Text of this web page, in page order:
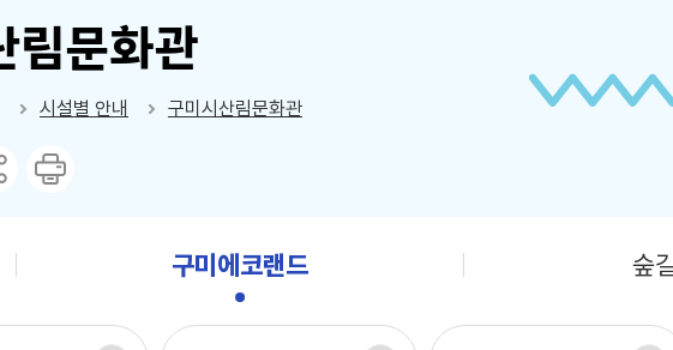
림문화관
시설별 안내 구미시산림문화관
구미에코랜드
숲